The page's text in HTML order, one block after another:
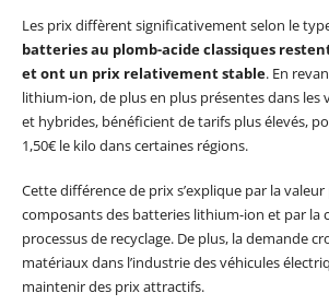
Les prix diffèrent significativement selon le
batteries au plomb-acide classiques
et ont un prix relativement stable. En
lithium-ion, de plus en plus présentes dans les
et hybrides, bénéficient de tarifs plus élevés,
1,50€ le kilo dans certaines régions.
Cette différence de prix s’explique par la valeur
composants des batteries lithium-ion et par la
processus de recyclage. De plus, la demande
matériaux dans l’industrie des véhicules
maintenir des prix attractifs.